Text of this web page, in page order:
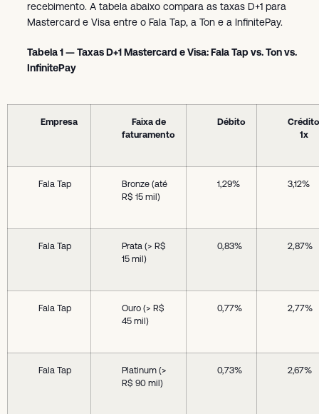
recebimento. A tabela abaixo compara as taxas D+1 para
Mastercard e Visa entre o Fala Tap, a Ton e a InfinitePay.
Tabela 1 — Taxas D+1 Mastercard e Visa: Fala Tap vs. Ton vs.
InfinitePay
Empresa
Faixa de
faturamento
Débito
Crédito
1x
Fala Tap
Bronze (até
R$ 15 mil)
1,29% 3,12%
Fala Tap
Prata (> R$
15 mil)
0,83% 2,87%
Fala Tap
Ouro (> R$
45 mil)
0,77% 2,77%
Fala Tap
Platinum (>
R$ 90 mil)
0,73% 2,67%